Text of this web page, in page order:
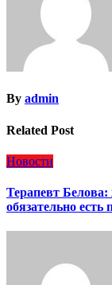
By admin
Related Post
Новости
Терапевт
обязательно